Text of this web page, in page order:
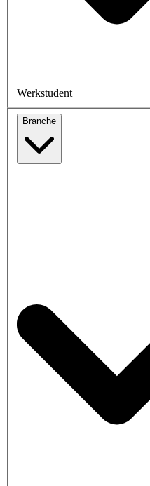
Werkstudent
Branche